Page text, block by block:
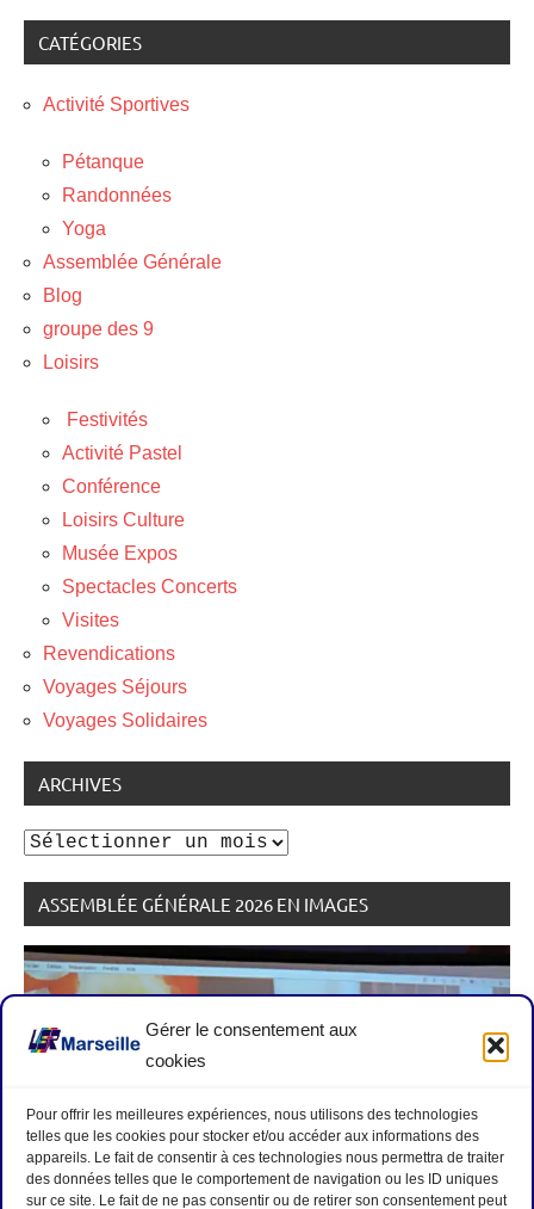
Gérer le consentement aux
cookies
Pour offrir les meilleures expériences, nous utilisons des technologies
telles que les cookies pour stocker et/ou accéder aux informations des
appareils. Le fait de consentir à ces technologies nous permettra de traiter
des données telles que le comportement de navigation ou les ID uniques
sur ce site. Le fait de ne pas consentir ou de retirer son consentement peut
CATÉGORIES
Activité Sportives
Pétanque
Randonnées
Yoga
Assemblée Générale
Blog
groupe des 9
Loisirs
Festivités
Activité Pastel
Conférence
Loisirs Culture
Musée Expos
Spectacles Concerts
Visites
Revendications
Voyages Séjours
Voyages Solidaires
ARCHIVES
Archives
ASSEMBLÉE GÉNÉRALE 2026 EN IMAGES